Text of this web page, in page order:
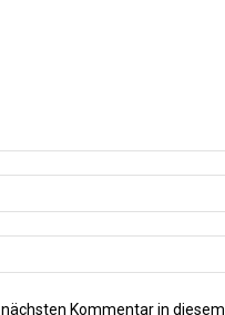
Kommentar in diesem